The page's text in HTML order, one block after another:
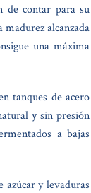
de contar para su
alcanzada
una máxima
tanques de acero
y sin presión
a bajas
azúcar y levaduras